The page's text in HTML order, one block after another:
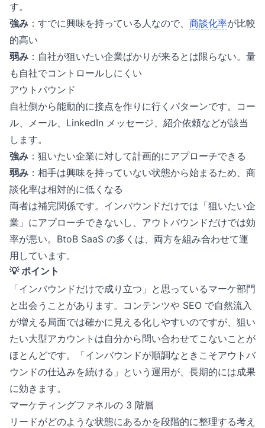
す。
強み ：すでに興味を持っている人なので、 商談化率が比較
的高い
弱み ：自社が狙いたい企業ばかりが来るとは限らない。量
も自社でコントロールしにくい
アウトバウンド
自社側から能動的に接点を作りに行くパターンです。コー
ル、メール、LinkedIn メッセージ、紹介依頼などが該当
します。
強み ：狙いたい企業に対して計画的にアプローチできる
弱み ：相手は興味を持っていない状態から始まるため、商
談化率は相対的に低くなる
両者は補完関係です。インバウンドだけでは「狙いたい企
業」にアプローチできないし、アウトバウンドだけでは効
率が悪い。BtoB SaaS の多くは、両方を組み合わせて運
用しています。
💡 ポイント
「インバウンドだけで成り立つ」と思っているマーケ部門
と出会うことがあります。コンテンツや SEO で自然流入
が増える局面では確かに見える化しやすいのですが、狙い
たい大型アカウントは自分から問い合わせてこないことが
ほとんどです。「インバウンドが順調なときこそアウトバ
ウンドの仕込みを続ける」という運用が、長期的には成果
に効きます。
マーケティングファネルの 3 階層
リードがどのような状態にあるかを段階的に整理する考え